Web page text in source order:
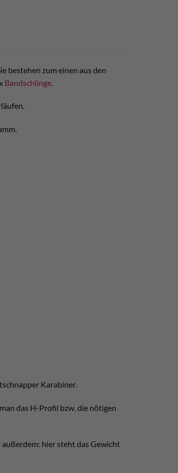
bestehen zum einen aus den
Bandschlinge
Karabiner.
das H-Profil bzw. die nötigen
hier steht das Gewicht